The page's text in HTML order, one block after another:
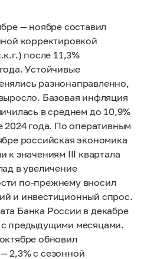
— ноябре составил
корректировкой
после 11,3%
Устойчивые
разнонаправленно,
Базовая инфляция
в среднем до 10,9%
2024 года. По оперативным
российская экономика
к значениям III квартала
в увеличение
по‑прежнему вносил
и инвестиционный спрос.
Банка России в декабре
предыдущими месяцами.
обновил
2,3% с сезонной